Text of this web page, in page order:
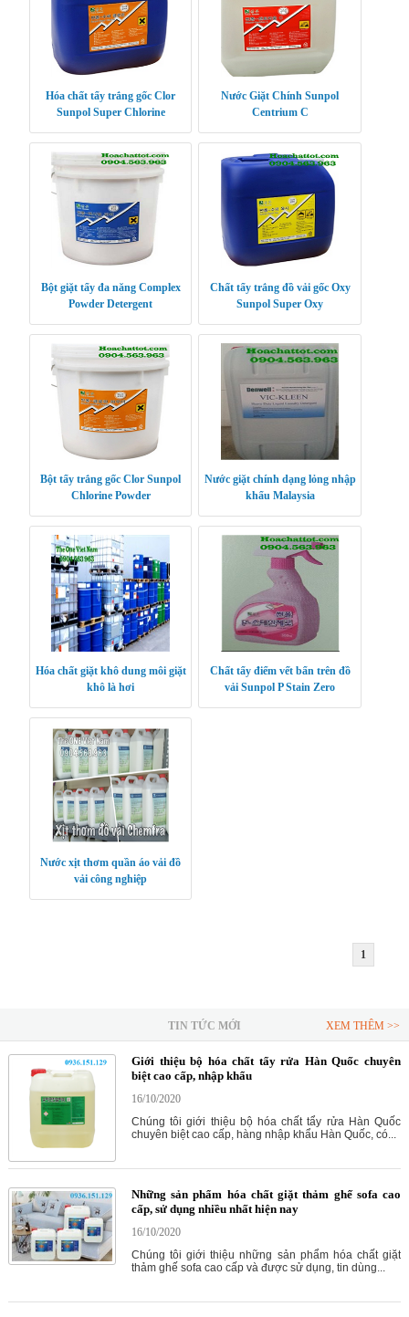
Hóa chất tẩy trắng gốc Clor
Sunpol Super Chlorine
Nước Giặt Chính Sunpol
Centrium C
Bột giặt tẩy đa năng Complex
Powder Detergent
Chất tẩy trắng đồ vải gốc Oxy
Sunpol Super Oxy
Bột tẩy trắng gốc Clor Sunpol
Chlorine Powder
Nước giặt chính dạng lỏng nhập
khẩu Malaysia
Hóa chất giặt khô dung môi giặt
khô là hơi
Chất tẩy điểm vết bẩn trên đồ
vải Sunpol P Stain Zero
Nước xịt thơm quần áo vải đồ
vải công nghiệp
1
TIN TỨC MỚI XEM THÊM >>
Giới thiệu bộ hóa chất tẩy rửa Hàn Quốc chuyên
biệt cao cấp, nhập khẩu
16/10/2020
Chúng tôi giới thiệu bộ hóa chất tẩy rửa Hàn Quốc
chuyên biệt cao cấp, hàng nhập khẩu Hàn Quốc, có...
Những sản phẩm hóa chất giặt thảm ghế sofa cao
cấp, sử dụng nhiều nhất hiện nay
16/10/2020
Chúng tôi giới thiệu những sản phẩm hóa chất giặt
thảm ghế sofa cao cấp và được sử dụng, tin dùng...